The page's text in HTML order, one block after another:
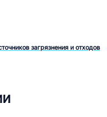
загрязнения и отходов